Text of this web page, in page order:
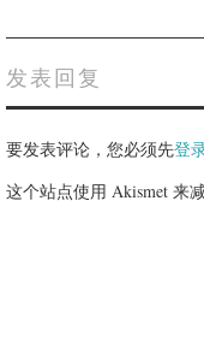
发表回复
要发表评论，您必须先登
这个站点使用 Akismet 来